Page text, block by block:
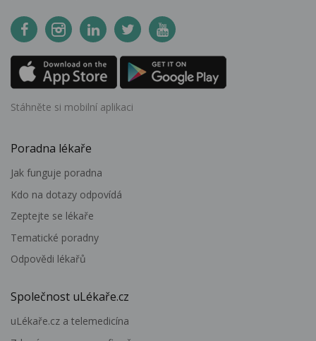
Stáhněte si mobilní aplikaci
Poradna lékaře
Jak funguje poradna
Kdo na dotazy odpovídá
Zeptejte se lékaře
Tematické poradny
Odpovědi lékařů
Společnost uLékaře.cz
uLékaře.cz a telemedicína